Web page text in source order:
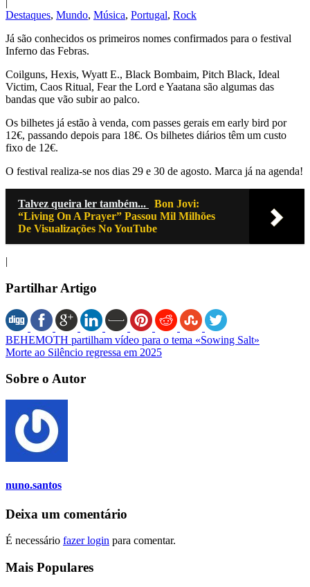
|
Destaques, Mundo, Música, Portugal, Rock
Já são conhecidos os primeiros nomes confirmados para o festival
Inferno das Febras.
Coilguns, Hexis, Wyatt E., Black Bombaim, Pitch Black, Ideal
Victim, Caos Ritual, Fear the Lord e Yaatana são algumas das
bandas que vão subir ao palco.
Os bilhetes já estão à venda, com passes gerais em early bird por
12€, passando depois para 18€. Os bilhetes diários têm um custo
fixo de 12€.
O festival realiza-se nos dias 29 e 30 de agosto. Marca já na agenda!
Talvez queira ler também...
Bon Jovi:
“Living On A Prayer” Passou Mil Milhões
De Visualizações No YouTube
|
Partilhar Artigo
BEHEMOTH partilham vídeo para o tema «Sowing Salt»
Morte ao Silêncio regressa em 2025
Sobre o Autor
nuno.santos
Deixa um comentário
É necessário fazer login para comentar.
Mais Populares